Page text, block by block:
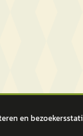
en